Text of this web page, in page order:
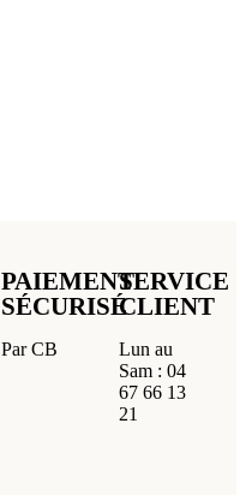
PAIEMENT
SÉCURISÉ
Par CB
SERVICE
CLIENT
Lun au
Sam : 04
67 66 13
21